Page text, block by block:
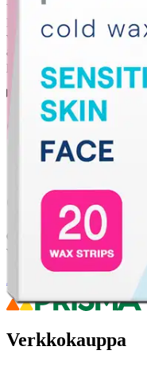
Veet Pure
Herkälle iholle suunnitellut
vähän ainesosia ja ne
ajan. Pakkaus sisältää 20
puhdistuspyyhettä.
Ominaisuudet
Oletko
Ovatko tuotetiedot riittävät?
voisi muuten parantaa, anna
Avautuu
Verkkokauppa